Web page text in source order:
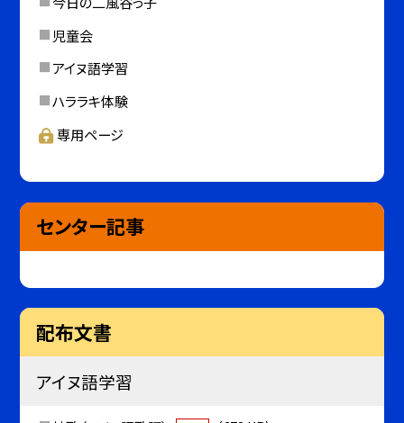
児童会
アイヌ語学習
ハララキ体験
専用ページ
センター記事
配布文書
アイヌ語学習